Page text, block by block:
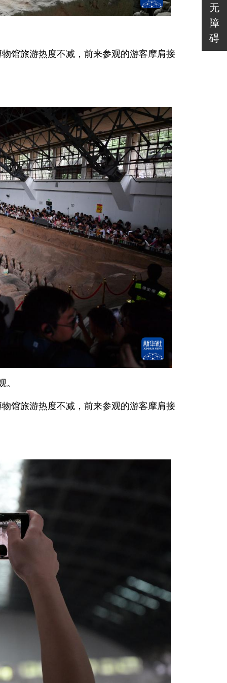
无
障
碍
馆旅游热度不减，前来参观的游客摩肩接
。
馆旅游热度不减，前来参观的游客摩肩接